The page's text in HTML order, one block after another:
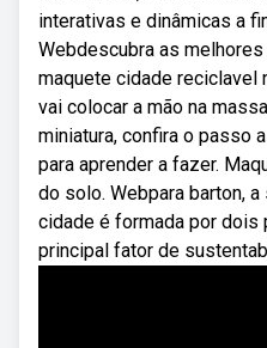
interativas e dinâmicas a
Webdescubra as
maquete cidade reciclavel
vai colocar a mão na
miniatura, confira o passo
para aprender a fazer.
do solo. Webpara barton,
cidade é formada por dois
principal fator de